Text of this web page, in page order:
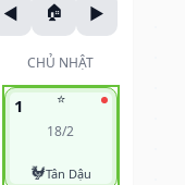
CHỦ NHẬT
⭐
1
18/2
🐓Tân Dậu